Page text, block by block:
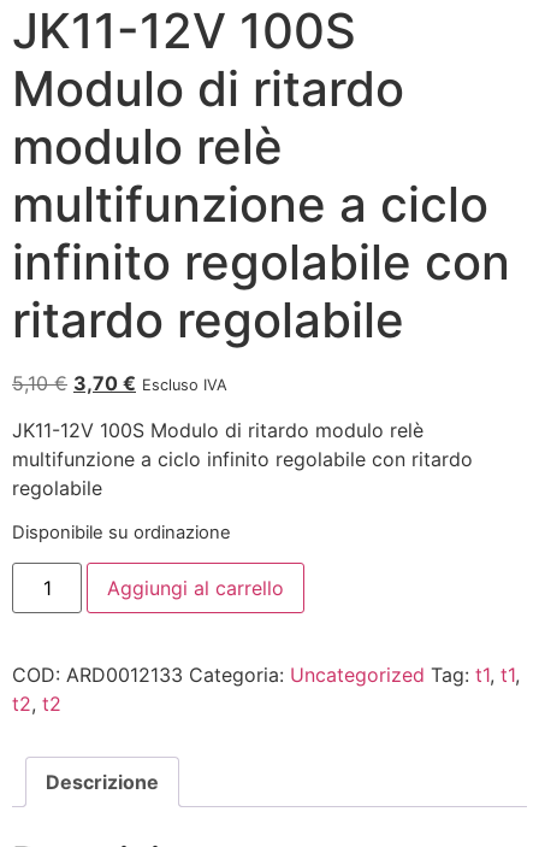
JK11-12V 100S
Modulo di ritardo
modulo relè
multifunzione a ciclo
infinito regolabile con
ritardo regolabile
5,10€ 3,70 € Escluso IVA
JK11-12V 100S Modulo di ritardo modulo relè
multifunzione a ciclo infinito regolabile con ritardo
regolabile
Disponibile su ordinazione
Aggiungi al carrello
COD: ARD0012133 Categoria: Uncategorized Tag: t1, t1,
t2, t2
Descrizione